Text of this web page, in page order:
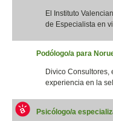
El Instituto
de Especialista en
Podólogo/a para
Divico Consultores,
experiencia en la
Psicólogo/a